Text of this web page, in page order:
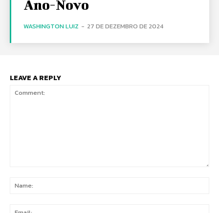
Ano-Novo
WASHINGTON LUIZ - 27 DE DEZEMBRO DE 2024
LEAVE A REPLY